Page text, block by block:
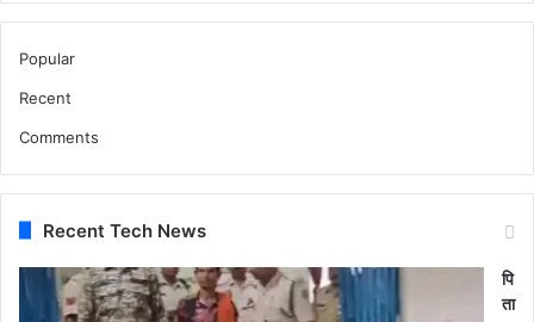
Popular
Recent
Comments
Recent Tech News
पि
ता